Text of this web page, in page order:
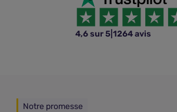
4,6 sur 5 1264 avis
Notre promesse